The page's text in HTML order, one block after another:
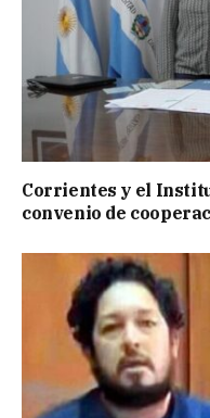
Corrientes y el
convenio de